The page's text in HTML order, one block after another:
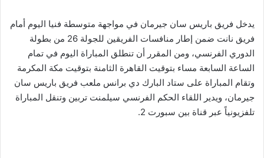
يدخل فريق باريس سان جيرمان في مواجهة متوسطة فنيا اليوم أمام
فريق نانت ضمن إطار منافسات الفريقين للجولة 26 من بطولة
الدوري الفرنسي، ومن المقرر أن تنطلق المباراة اليوم في تمام
الساعة السابعة مساء بتوقيت القاهرة الثامنة بتوقيت مكة المكرمة
وتقام المباراة على ستاد البارك دي برانس ملعب فريق باريس سان
جيرمان، ويدير اللقاء الحكم الفرنسي سيلمنت تربين وتنقل المباراة
تلفزيونياً عبر قناة بين سبورت 2.